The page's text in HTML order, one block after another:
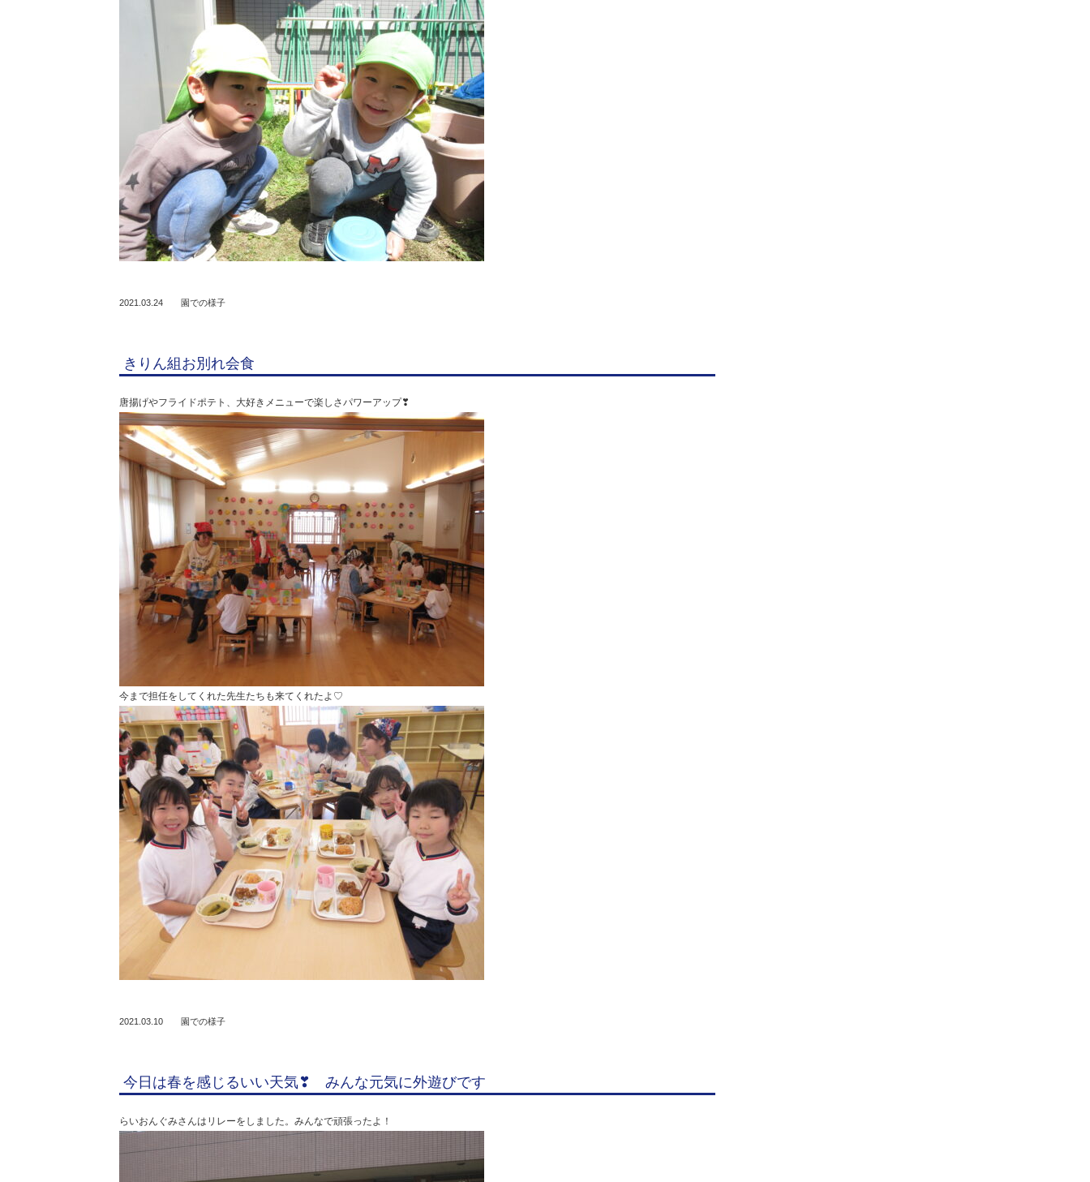
2021.03.24 園での様子
きりん組お別れ会食
唐揚げやフライドポテト、大好きメニューで楽しさパワーアップ❣
今まで担任をしてくれた先生たちも来てくれたよ♡
2021.03.10 園での様子
今日は春を感じるいい天気❣ みんな元気に外遊びです
らいおんぐみさんはリレーをしました。みんなで頑張ったよ！